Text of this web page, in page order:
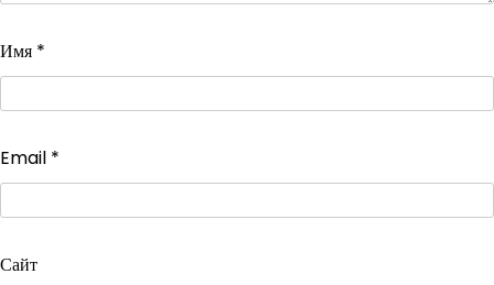
Имя *
Email *
Сайт